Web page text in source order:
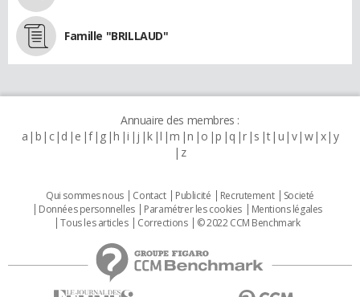
Famille "BRILLAUD"
Annuaire des membres :
a b c d e f g h i j k l m n o p q r s t u v w x y
z
Qui sommes nous Contact Publicité Recrutement
Societé
Données personnelles
Paramétrer les cookies
Mentions légales
Tous les articles
Corrections © 2022 CCM Benchmark